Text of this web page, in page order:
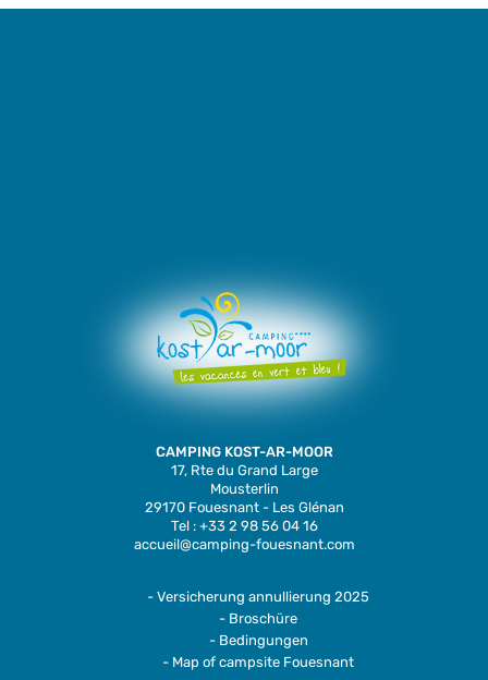
CAMPING KOST-AR-MOOR
17, Rte du Grand Large
Mousterlin
29170 Fouesnant - Les Glénan
Tel : +33 2 98 56 04 16
accueil@camping-fouesnant.com
- Versicherung annullierung 2025
- Broschüre
- Bedingungen
- Map of campsite Fouesnant